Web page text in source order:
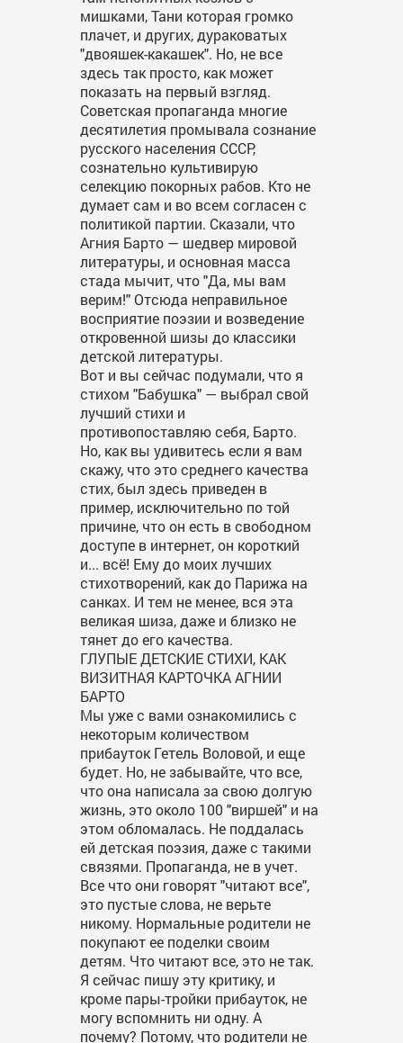
мишками, Тани которая громко
плачет, и других, дураковатых
"двояшек-какашек". Но, не все
здесь так просто, как может
показать на первый взгляд.
Советская пропаганда многие
десятилетия промывала сознание
русского населения СССР,
сознательно культивирую
селекцию покорных рабов. Кто не
думает сам и во всем согласен с
политикой партии. Сказали, что
Агния Барто — шедвер мировой
литературы, и основная масса
стада мычит, что "Да, мы вам
верим!" Отсюда неправильное
восприятие поэзии и возведение
откровенной шизы до классики
детской литературы.
Вот и вы сейчас подумали, что я
стихом "Бабушка" — выбрал свой
лучший стихи и
противопоставляю себя, Барто.
Но, как вы удивитесь если я вам
скажу, что это среднего качества
стих, был здесь приведен в
пример, исключительно по той
причине, что он есть в свободном
доступе в интернет, он короткий
и... всё! Ему до моих лучших
стихотворений, как до Парижа на
санках. И тем не менее, вся эта
великая шиза, даже и близко не
тянет до его качества.
ГЛУПЫЕ ДЕТСКИЕ СТИХИ, КАК
ВИЗИТНАЯ КАРТОЧКА АГНИИ
БАРТО
Мы уже с вами ознакомились с
некоторым количеством
прибауток Гетель Воловой, и еще
будет. Но, не забывайте, что все,
что она написала за свою долгую
жизнь, это около 100 "виршей" и на
этом обломалась. Не поддалась
ей детская поэзия, даже с такими
связями. Пропаганда, не в учет.
Все что они говорят "читают все",
это пустые слова, не верьте
никому. Нормальные родители не
покупают ее поделки своим
детям. Что читают все, это не так.
Я сейчас пишу эту критику, и
кроме пары-тройки прибауток, не
могу вспомнить ни одну. А
почему? Потому, что родители не